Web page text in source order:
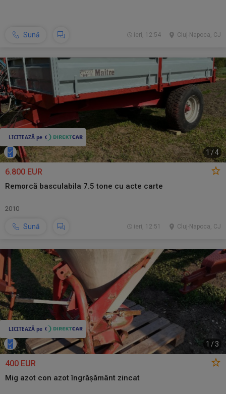
Sună Cluj-Napoca, CJ
ieri, 12:54
1 /4
6.800 EUR
Remorcă basculabila 7.5 tone cu acte carte
2010
Sună Cluj-Napoca, CJ
ieri, 12:51
1 /3
400 EUR
Mig azot con azot îngrășământ zincat